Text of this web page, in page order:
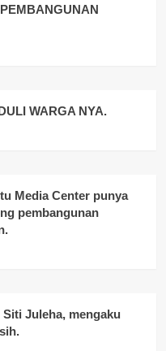
WARGA NYA.
Media Center punya
pembangunan
Juleha, mengaku